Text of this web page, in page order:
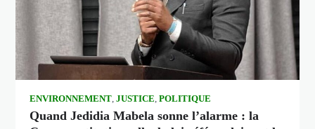
ENVIRONNEMENT,JUSTICE,POLITIQUE
Quand Jedidia Mabela sonne l’alarme : la